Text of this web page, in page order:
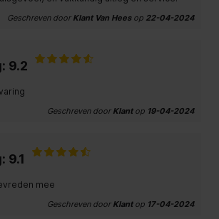
Geschreven door Klant Van Heesop 22-04-2024
9.2
Geschreven door Klantop 19-04-2024
9.1
mee
Geschreven door Klantop 17-04-2024